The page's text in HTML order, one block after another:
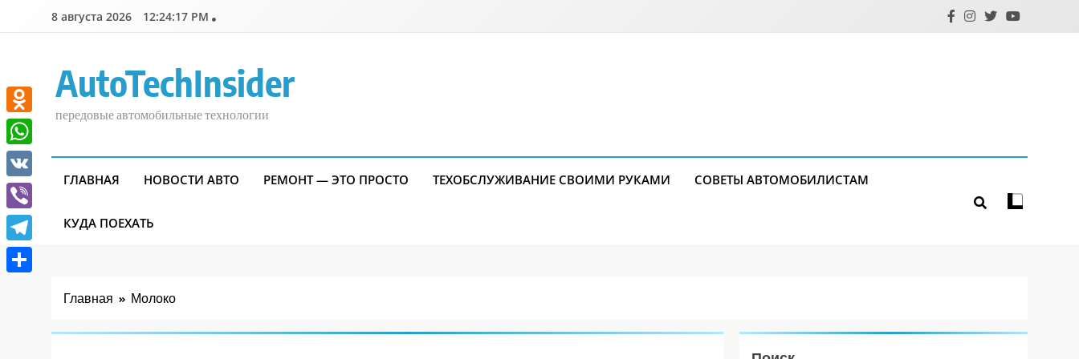
8 августа 2026 12:24:17 PM
AutoTechInsider
передовые автомобильные технологии
ГЛАВНАЯ НОВОСТИ АВТО РЕМОНТ — ЭТО ПРОСТО ТЕХОБСЛУЖИВАНИЕ СВОИМИ РУКАМИ СОВЕТЫ АВТОМОБИЛИСТАМ
КУДА ПОЕХАТЬ
Главная Молоко
Odnoklassniki
WhatsApp
VK
Viber
Telegram